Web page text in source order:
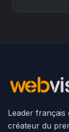
Leader
créateur du